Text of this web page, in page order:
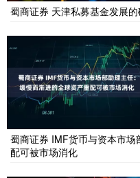
蜀商证券 天津私募基金发展
蜀商证券 IMF货币与资本市
配可被市场消化